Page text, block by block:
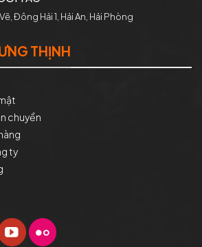
Đông Hải 1, Hải An, Hải Phòng
THỊNH
chuyển
ty